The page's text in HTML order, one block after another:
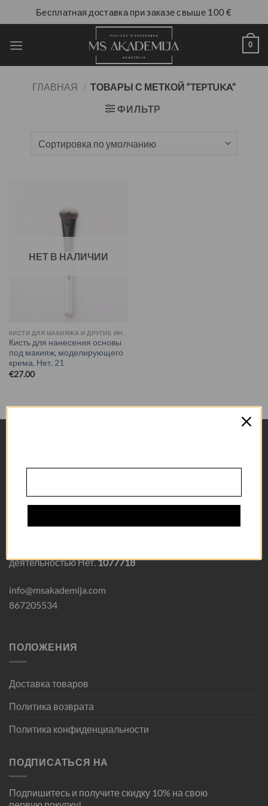
Бесплатная доставка при заказе свыше 100 €
0
ГЛАВНАЯ / ТОВАРЫ С МЕТКОЙ “TEPTUKA”
ФИЛЬТР
НЕТ В НАЛИЧИИ
Кисть для нанесения основы
под макияж, моделирующего
крема. Нет. 21
€27.00
деятельностью Нет.1077718
info@msakademija.com
867205534
ПОЛОЖЕНИЯ
Доставка товаров
Политика возврата
Политика конфиденциальности
ПОДПИСАТЬСЯ НА
Подпишитесь и получите скидку 10% на свою
NUOLAIDĄ
ПОДРОБНЕЕ